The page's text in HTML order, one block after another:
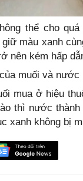
thể cho
màu xanh
nên kém hấp
muối và
mua ở hiệu
thì nước
xanh không bị